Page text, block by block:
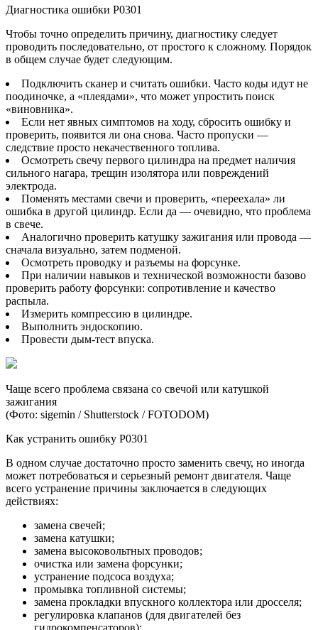
Диагностика ошибки Р0301
Чтобы точно определить причину, диагностику следует
проводить последовательно, от простого к сложному. Порядок
в общем случае будет следующим.
Подключить сканер и считать ошибки. Часто коды идут не
поодиночке, а «плеядами», что может упростить поиск
«виновника».
Если нет явных симптомов на ходу, сбросить ошибку и
проверить, появится ли она снова. Часто пропуски —
следствие просто некачественного топлива.
Осмотреть свечу первого цилиндра на предмет наличия
сильного нагара, трещин изолятора или повреждений
электрода.
Поменять местами свечи и проверить, «переехала» ли
ошибка в другой цилиндр. Если да — очевидно, что проблема
в свече.
Аналогично проверить катушку зажигания или провода —
сначала визуально, затем подменой.
Осмотреть проводку и разъемы на форсунке.
При наличии навыков и технической возможности базово
проверить работу форсунки: сопротивление и качество
распыла.
Измерить компрессию в цилиндре.
Выполнить эндоскопию.
Провести дым-тест впуска.
Чаще всего проблема связана со свечой или катушкой
зажигания
(Фото: sigemin / Shutterstock / FOTODOM)
Как устранить ошибку P0301
В одном случае достаточно просто заменить свечу, но иногда
может потребоваться и серьезный ремонт двигателя. Чаще
всего устранение причины заключается в следующих
действиях:
замена свечей;
замена катушки;
замена высоковольтных проводов;
очистка или замена форсунки;
устранение подсоса воздуха;
промывка топливной системы;
замена прокладки впускного коллектора или дросселя;
регулировка клапанов (для двигателей без
гидрокомпенсаторов);